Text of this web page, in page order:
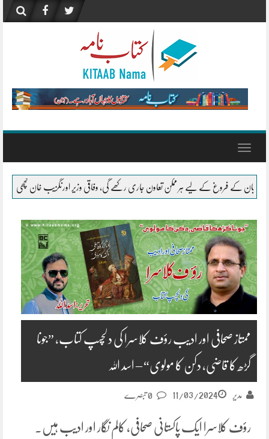
content
Toggle
ممکن تعاون جاری رکھے گی، وفاقی وزیر اورنگزیب خان کچھی ثقافت – آمنہ سعید
ممتاز صحافی اور ادیب رؤف کلاسرا کی دلچسپ کتاب، ”جونا
گڑھ کا قاضی، دکن کا مولوی“ – اسد اللہ
مدیر 11/03/2024
رؤف کلاسرا ایک پاکستانی صحافی، کالم نگار اور ادیب ہیں۔